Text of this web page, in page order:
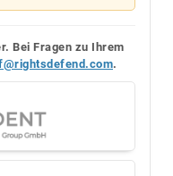
Bei Fragen zu Ihrem
.